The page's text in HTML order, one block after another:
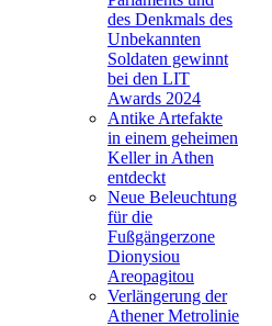
des Denkmals des
Unbekannten
Soldaten gewinnt
bei den LIT
Awards 2024
Antike Artefakte
in einem geheimen
Keller in Athen
entdeckt
Neue Beleuchtung
für die
Fußgängerzone
Dionysiou
Areopagitou
Verlängerung der
Athener Metrolinie